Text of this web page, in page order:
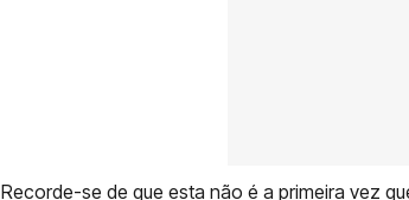
Recorde-se de que esta não é a primeira vez